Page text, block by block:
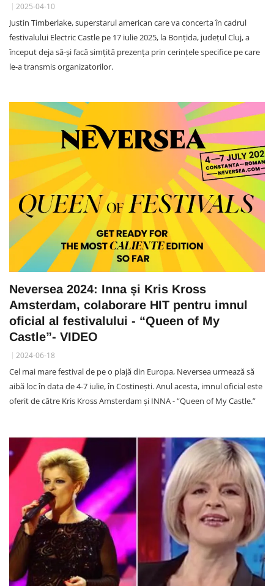
2025-04-10
Justin Timberlake, superstarul american care va concerta în cadrul
festivalului Electric Castle pe 17 iulie 2025, la Bonțida, județul Cluj, a
început deja să-și facă simțită prezența prin cerințele specifice pe care
le-a transmis organizatorilor.
Neversea 2024: Inna și Kris Kross
Amsterdam, colaborare HIT pentru imnul
oficial al festivalului - “Queen of My
Castle”- VIDEO
2024-06-18
Cel mai mare festival de pe o plajă din Europa, Neversea urmează să
aibă loc în data de 4-7 iulie, în Costinești. Anul acesta, imnul oficial este
oferit de către Kris Kross Amsterdam și INNA - “Queen of My Castle.”